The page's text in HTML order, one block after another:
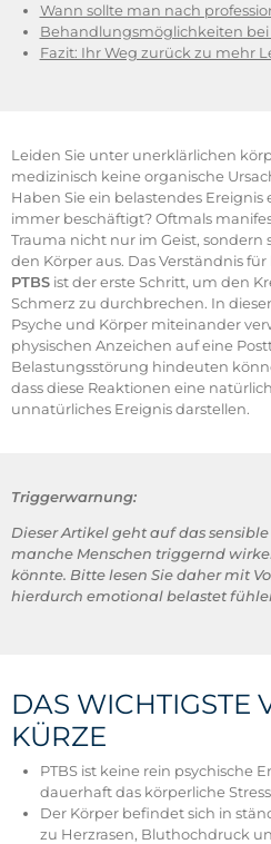
Wann sollte man nach
Behandlungsmöglichkeiten bei
Fazit: Ihr Weg zurück zu mehr
Leiden Sie unter unerklärlichen
medizinisch keine organische
Haben Sie ein belastendes Ereignis
immer beschäftigt? Oftmals
Trauma nicht nur im Geist,
den Körper aus. Das Verständnis für
PTBSist der erste Schritt, um den
Schmerz zu durchbrechen. In
Psyche und Körper miteinander
physischen Anzeichen auf eine
Belastungsstörung hindeuten
dass diese Reaktionen eine
unnatürliches Ereignis darstellen.
Triggerwarnung:
Dieser Artikel geht auf das
manche Menschen triggernd
könnte. Bitte lesen Sie daher mit
hierdurch emotional belastet
DAS WICHTIGSTE
KÜRZE
PTBS ist keine rein psychische
dauerhaft das körperliche
Der Körper befindet sich in
zu Herzrasen, Bluthochdruck